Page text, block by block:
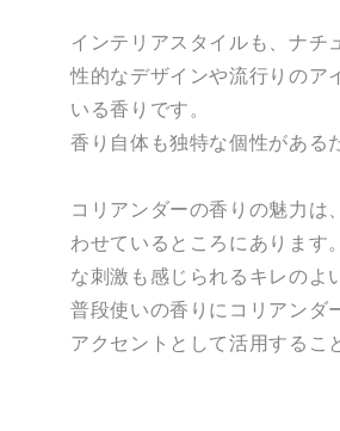
インテリアスタイルも、ナチ
性的なデザインや流行りのア
いる香りです。
香り自体も独特な個性がある
コリアンダーの香りの魅力は
わせているところにあります
な刺激も感じられるキレのよ
普段使いの香りにコリアンダ
アクセントとして活用するこ